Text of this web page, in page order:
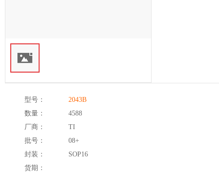
型号：
2043B
数量：
4588
厂商：
TI
批号：
08+
封装：
SOP16
货期：